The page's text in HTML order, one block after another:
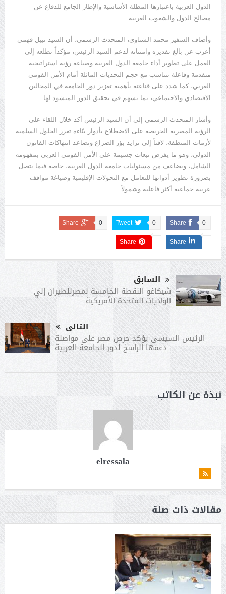
الدول العربية باعتبارها المظلة الأساسية والإطار الجامع للدفاع عن
مصالح الدول والشعوب العربية.
وأضاف السفير محمد الشناوي، المتحدث الرسمي، أن السيد نبيل فهمي
أعرب عن بالغ تقديره وامتنانه لدعم السيد الرئيس، مؤكداً تطلعه إلى
العمل على تطوير أداء جامعة الدول العربية وصياغة رؤية استراتيجية
متقدمة وفاعلة تتناسب مع حجم التحديات الماثلة أمام الأمن القومي
العربي، كما شدد على قناعته بأهمية تعزيز دور الجامعة في المجالين
الاقتصادي والاجتماعي، بما يسهم في تحقيق الدور المنشود لها.
وأشار المتحدث الرسمي إلى أن السيد الرئيس أكد خلال اللقاء على
الرؤية المصرية الحريصة على الاضطلاع بأدوار بنّاءة تعزز الحلول السلمية
لأزمات المنطقة، لافتاً إلى تزايد بؤر الصراع وتصاعد انتهاكات القانون
الدولي، وهو ما يفرض تبعات جسيمة على الأمن القومي العربي بمفهومه
الشامل، ويضاعف من مسئوليات جامعة الدول العربية، خاصة فيما يتصل
بضرورة تطوير أدواتها للتعامل مع التحولات الإقليمية وصياغة مواقف
عربية جماعية أكثر فاعلية وشمولاً.
Share 0
Tweet 0
Share 0
Share
Share
السابق
شيكاغو النقطة الخامسة لمصرللطيران إلي
الولايات المتحدة الأمريكية
التالى
الرئيس السيسى يؤكد حرص مصر على مواصلة
دعمها الراسخ لدور الجامعة العربية
نبذة عن الكاتب
elressala
مقالات ذات صلة